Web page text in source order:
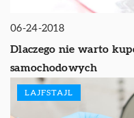
06-24-2018
Dlaczego nie warto
samochodowych
LAJFSTAJL